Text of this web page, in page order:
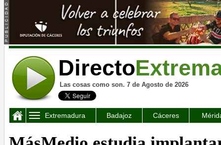
Directo
Las cosas como son. 7 de Agosto de 2026
Extremadura Badajoz Cáceres